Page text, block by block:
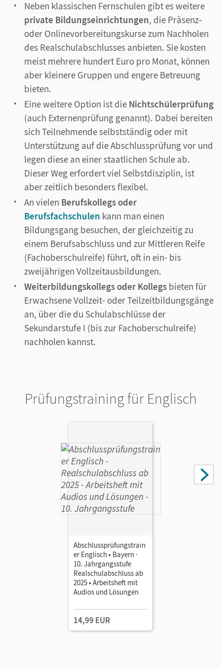
Neben klassischen Fernschulen gibt es weitere
private Bildungseinrichtungen, die Präsenz‑
oder Onlinevorbereitungskurse zum Nachholen
des Realschulabschlusses anbieten. Sie kosten
meist mehrere hundert Euro pro Monat, können
aber kleinere Gruppen und engere Betreuung
bieten.
Eine weitere Option ist die Nichtschülerprüfung
(auch Externenprüfung genannt). Dabei bereiten
sich Teilnehmende selbstständig oder mit
Unterstützung auf die Abschlussprüfung vor und
legen diese an einer staatlichen Schule ab.
Dieser Weg erfordert viel Selbstdisziplin, ist
aber zeitlich besonders flexibel.
An vielen Berufskollegs oder
Berufsfachschulen kann man einen
Bildungsgang besuchen, der gleichzeitig zu
einem Berufsabschluss und zur Mittleren Reife
(Fachoberschulreife) führt, oft in ein- bis
zweijährigen Vollzeitausbildungen.
Weiterbildungskollegs oder Kollegs bieten für
Erwachsene Vollzeit- oder Teilzeitbildungsgänge
an, über die du Schulabschlüsse der
Sekundarstufe I (bis zur Fachoberschulreife)
nachholen kannst.
Prüfungstraining für Englisch
Abschlussprüfungstrain
er Englisch • Bayern ·
10. Jahrgangsstufe
Realschulabschluss ab
2025 • Arbeitsheft mit
Audios und Lösungen
14,99 EUR